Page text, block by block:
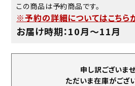
この商品は予約商品です。
※予約の詳細についてはこちら
お届け時期：10月〜11月
申し訳ございませ
ただいま在庫がござ